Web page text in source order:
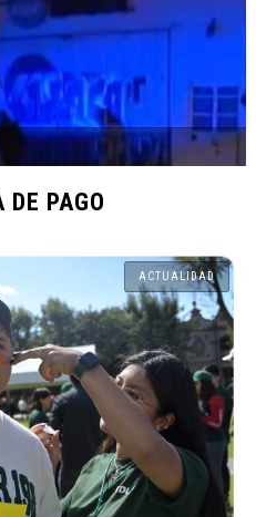
PAGO
ACTUALIDAD